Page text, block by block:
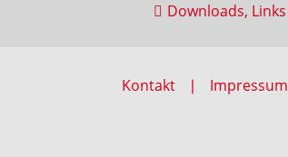
Downloads,
Kontakt Impressum